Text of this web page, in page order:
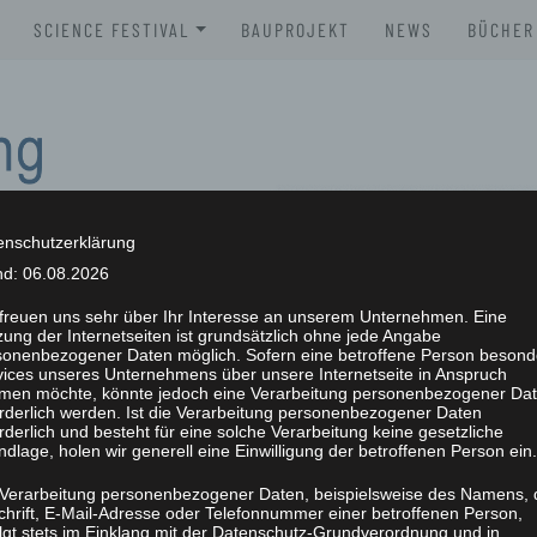
SCIENCE FESTIVAL
XLAB SCIENCE FESTIVAL 2023
SCIENCE FESTIVAL 2004-2023
BAUPROJEKT NEWS BÜCHER
06.08.2026
uns sehr über Ihr Interesse an unserem Unternehmen. Eine
der Internetseiten ist grundsätzlich ohne jede Angabe
Daten möglich. Sofern eine betroffene Person
unseres Unternehmens über unsere Internetseite in Anspruch
möchte, könnte jedoch eine Verarbeitung personenbezogener
werden. Ist die Verarbeitung personenbezogener Daten
und besteht für eine solche Verarbeitung keine gesetzliche
holen wir generell eine Einwilligung der betroffenen Person ein.
personenbezogener Daten, beispielsweise des Namens,
E-Mail-Adresse oder Telefonnummer einer betroffenen Person,
stets im Einklang mit der Datenschutz-Grundverordnung und in